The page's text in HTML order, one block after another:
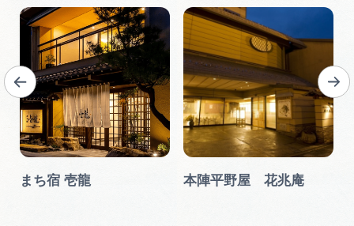
まち宿 壱龍 本陣平野屋 花兆庵